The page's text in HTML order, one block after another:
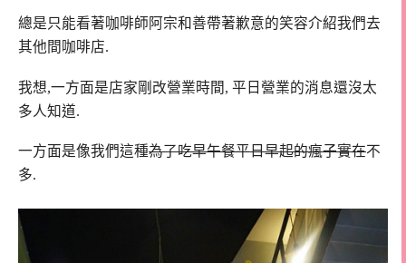
總是只能看著咖啡師阿宗和善帶著歉意的笑容介紹我們去
其他間咖啡店.
我想,一方面是店家剛改營業時間, 平日營業的消息還沒太
多人知道.
一方面是像我們這種為了吃早午餐平日早起的瘋子實在不
多.